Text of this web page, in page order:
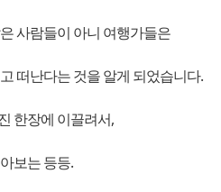
사람들이 아니 여행가들은
떠난다는 것을 알게 되었습니다.
한장에 이끌려서,
보는 등등.